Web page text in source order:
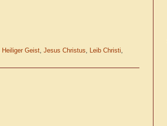
Heiliger Geist, Jesus Christus, Leib Christi,